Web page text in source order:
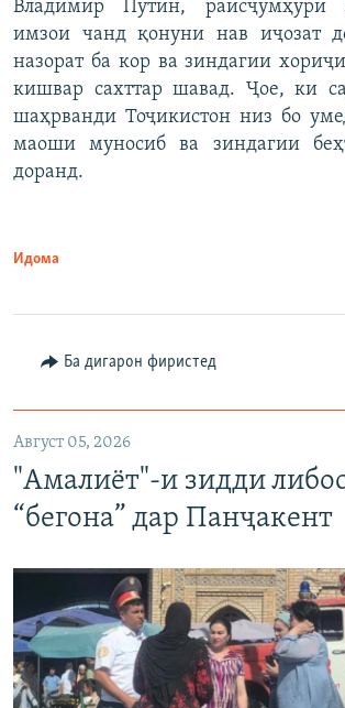
Владимир Путин, раисҷумҳури
имзои чанд қонуни нав иҷозат
назорат ба кор ва зиндагии
кишвар сахттар шавад. Ҷое, ки
шаҳрванди Тоҷикистон низ бо
маоши муносиб ва зиндагии
доранд.
Идома
Ба дигарон фиристед
Август 05, 2026
"Амалиёт"-и зидди
“бегона” дар Панҷакент